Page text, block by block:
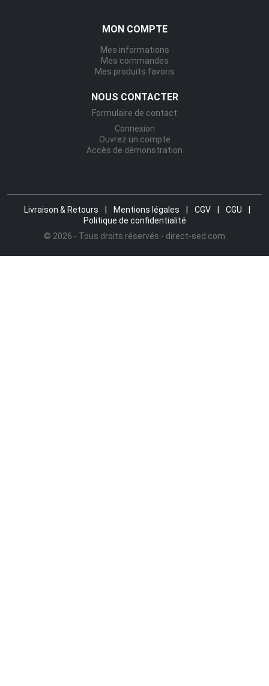
MON COMPTE
Mes informations
Mes commandes
Mes produits favoris
NOUS CONTACTER
Formulaire de contact
Connexion
Ouvrez un compte
Accès de démonstration
Livraison & Retours Mentions légales CGV CGU
Politique de confidentialité
© 2026 - Tous droits réservés - direct-sed.com